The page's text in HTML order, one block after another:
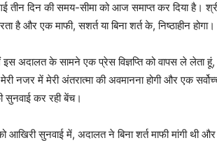
गई तीन दिन की समय-सीमा को आज समाप्त कर दिया है।
है और एक माफी, सशर्त या बिना शर्त के, निष्ठाहीन होगा।
अदालत के सामने एक प्रेस विज्ञप्ति को वापस ले लेता
नजर में मेरी अंतरात्मा की अवमानना ​​होगी और एक
सुनवाई कर रही बेंच।
आखिरी सुनवाई में, अदालत ने बिना शर्त माफी मांगी थी